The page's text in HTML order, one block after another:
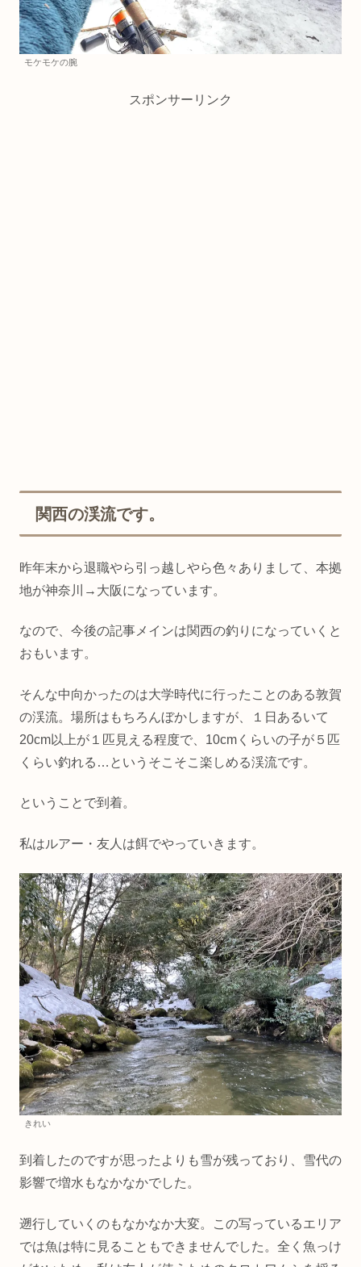
モケモケの腕
スポンサーリンク
関西の渓流です。
昨年末から退職やら引っ越しやら色々ありまして、本拠
地が神奈川→大阪になっています。
なので、今後の記事メインは関西の釣りになっていくと
おもいます。
そんな中向かったのは大学時代に行ったことのある敦賀
の渓流。場所はもちろんぼかしますが、１日あるいて
20cm以上が１匹見える程度で、10cmくらいの子が５匹
くらい釣れる…というそこそこ楽しめる渓流です。
ということで到着。
私はルアー・友人は餌でやっていきます。
きれい
到着したのですが思ったよりも雪が残っており、雪代の
影響で増水もなかなかでした。
遡行していくのもなかなか大変。この写っているエリア
では魚は特に見ることもできませんでした。全く魚っけ